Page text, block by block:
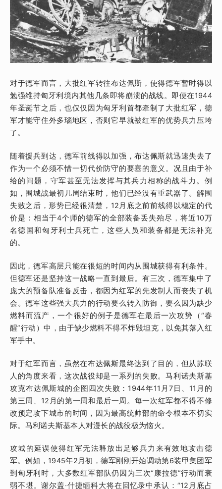
对于德军而言，大批红军转往布达佩斯，使得德军暂时得以
勉强维持匈牙利境内其他几条即将崩溃的战线。即便在1944
年圣诞节之后，也仅仅因为匈牙利首都牵制了大批红军，德
军才能守住外多瑙地区，否则它早就被红军的优势兵力压垮
了。
随着援兵到达，德军前线得以加强，布达佩斯就迅速失去了
作为一个必须不惜一切代价防守的要塞的意义。况且由于补
给的问题，守军甚至无法发挥与其兵力相称的战斗力。例
如，围城战最初几周结束时，他们已经没有重武器了。解围
失败之后，形势已经很清楚，12月底之前前线得以稳定的代
价是：相当于4个师的德军的全部装备丢失殆尽，将近10万
名德国和匈牙利士兵死亡，这些人员和装备都是无法补充
的。
因此，德军高层只能在很短的时间内从围城获得有利条件。
但德军还是坚持这一战略一直到最后。有三次，德军集中了
庞大的预备队准备反击，都因为红军的先发制人而丧失了机
会。德军这些强大兵力的行动要么转入防御，要么因为缺少
燃料而流产，一个很好的例子是德军在最后一次攻势（“春
醒”行动）中，由于缺少燃料不得不炸毁坦克，以免其落入红
军手中。
对于红军而言，虽然在布达佩斯最终达到了目的，但从苏联
人的角度来看，这次战役却是一系列的失败。马利诺夫斯基
攻克布达佩斯城的企图四次失败：1944年11月7日、11月的
第三周、12月的第一周和最后一周。每一次红军都不得不修
改预定攻下城市的时间，因为最高统帅部的命令根本不切实
际。马利诺夫斯基本人对漫长的战役极为恼火。
攻城的延误使得红军无法释放出足够兵力来有效地攻击德
军。例如，1945年2月初，德军刚刚开始调动第6装甲集团军
到匈牙利时，大多数红军部队仍因为三次“康拉德”行动而衰
弱不堪。谢尔盖·什捷缅科大将在回忆录中承认：“12月底占